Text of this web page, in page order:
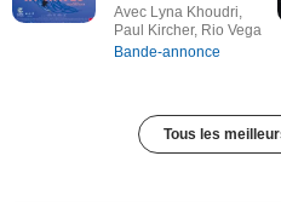
Avec Lyna Khoudri,
Paul Kircher, Rio Vega
Bande-annonce
Tous les